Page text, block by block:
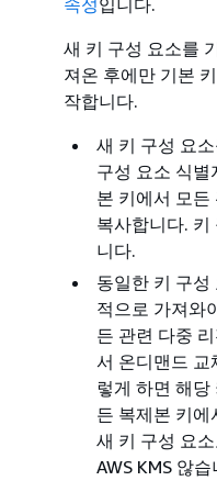
속성입니다.
새 키 구성 요소를
져온 후에만 기본
작합니다.
새 키 구성 요
구성 요소 식별
본 키에서 모든
복사합니다. 키
니다.
동일한 키 구성
적으로 가져와
든 관련 다중
서 온디맨드 교
렇게 하면 해
든 복제본 키
새 키 구성 요
AWS KMS 않습